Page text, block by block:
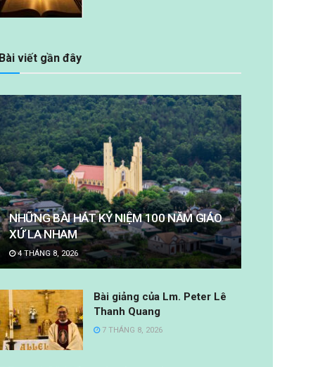
Bài viết gần đây
NHỮNG BÀI HÁT KỶ NIỆM 100 NĂM GIÁO
XỨ LA NHAM
4 THÁNG 8, 2026
Bài giảng của Lm. Peter Lê
Thanh Quang
7 THÁNG 8, 2026